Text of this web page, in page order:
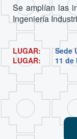
Se amplían las
Ingeniería
LUGAR:Sede
LUGAR: 11 de